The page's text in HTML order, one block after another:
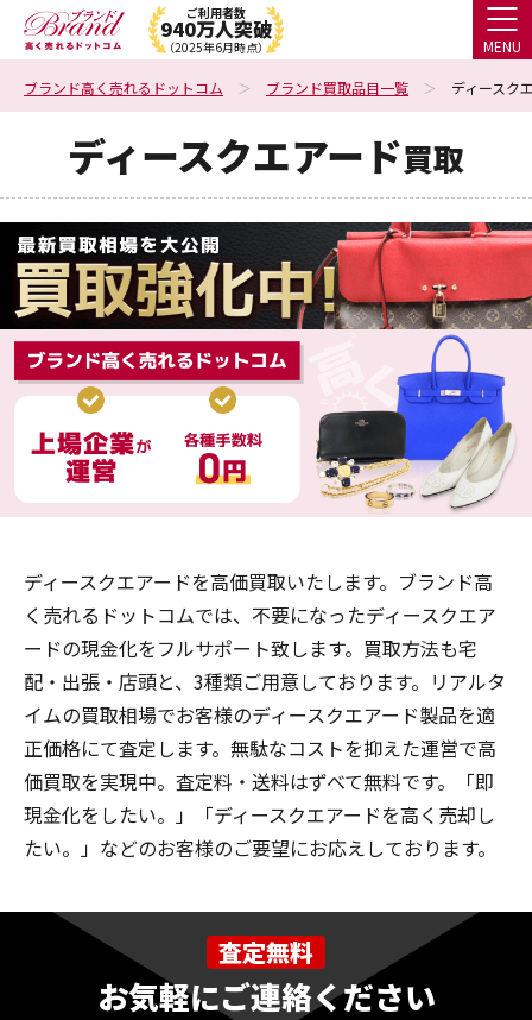
ご利用者数
940万人突破
（2025年6月時点） MENU
ブランド高く売れるドットコム ブランド買取品目一覧 ディースク
ディースクエアード買取
ディースクエアードを高価買取いたします。ブランド高
く売れるドットコムでは、不要になったディースクエア
ードの現金化をフルサポート致します。買取方法も宅
配・出張・店頭と、3種類ご用意しております。リアルタ
イムの買取相場でお客様のディースクエアード製品を適
正価格にて査定します。無駄なコストを抑えた運営で高
価買取を実現中。査定料・送料はずべて無料です。「即
現金化をしたい。」「ディースクエアードを高く売却し
たい。」などのお客様のご要望にお応えしております。
査定無料
お気軽にご連絡ください